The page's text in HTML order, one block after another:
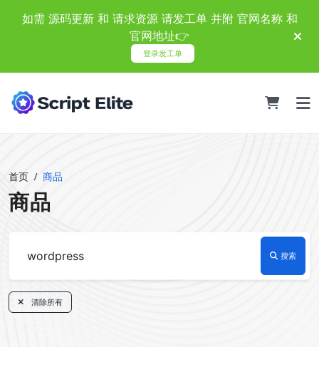
如需 源码更新 和 请求资源 请发工单 并附 官网名称 和
官网地址👉
登录发工单
首页 商品
商品
搜索
清除所有